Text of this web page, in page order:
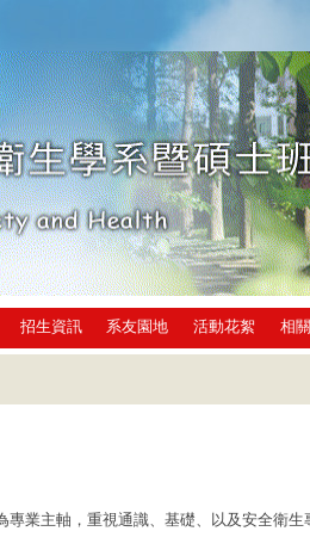
招生資訊 系友園地 活動花絮 相
業主軸，重視通識、基礎、以及安全衛生